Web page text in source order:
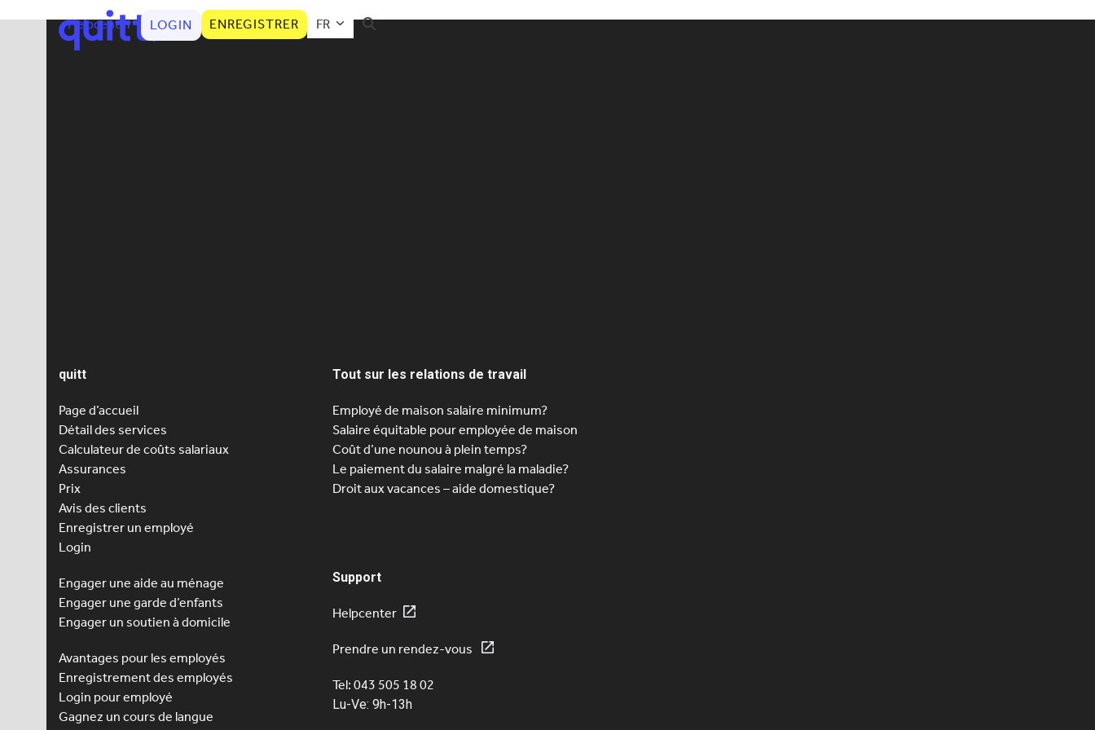
Helpcenter LOGIN ENREGISTRER FR
quitt
Page d’accueil
Détail des services
Calculateur de coûts salariaux
Assurances
Prix
Avis des clients
Enregistrer un employé
Login
Engager une aide au ménage
Engager une garde d’enfants
Engager un soutien à domicile
Avantages pour les employés
Enregistrement des employés
Login pour employé
Gagnez un cours de langue
Tout sur les relations de travail
Employé de maison salaire minimum?
Salaire équitable pour employée de maison
Coût d’une nounou à plein temps?
Le paiement du salaire malgré la maladie?
Droit aux vacances – aide domestique?
Support
Helpcenter
Prendre un rendez-vous
Tel: 043 505 18 02
Lu-Ve: 9h-13h